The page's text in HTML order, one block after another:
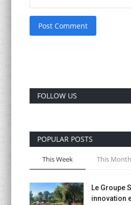
Post Comment
FOLLOW US
POPULAR POSTS
This Week This Month
Le Groupe
innovation